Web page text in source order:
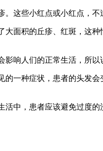
这些小红点或小红点，不
面积的丘疹、红斑，这
响人们的正常生活，所以
的一种症状，患者的头发
中，患者应该避免过度